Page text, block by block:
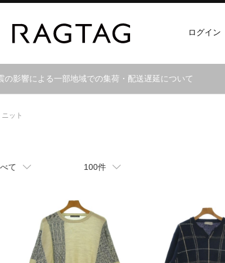
ログイン
の影響による一部地域での集荷・配送遅延について
ニット
て 100件